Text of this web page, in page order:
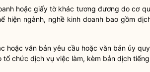
hoặc giấy tờ khác tương đương do cơ
hiện ngành, nghề kinh doanh bao gồm
hoặc văn bản yêu cầu hoặc văn bản ủy
chức dịch vụ việc làm, kèm bản dịch